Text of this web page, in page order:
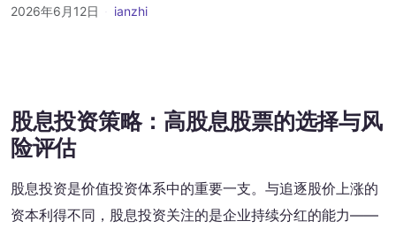
2026年6月12日 ianzhi
股息投资策略：高股息股票的选择与风
险评估
股息投资是价值投资体系中的重要一支。与追逐股价上涨的
资本利得不同，股息投资关注的是企业持续分红的能力——